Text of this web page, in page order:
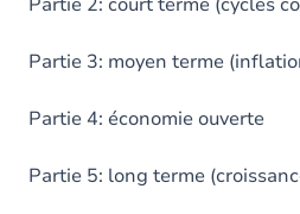
Partie 3: moyen terme
Partie 4: économie ouverte
Partie 5: long terme